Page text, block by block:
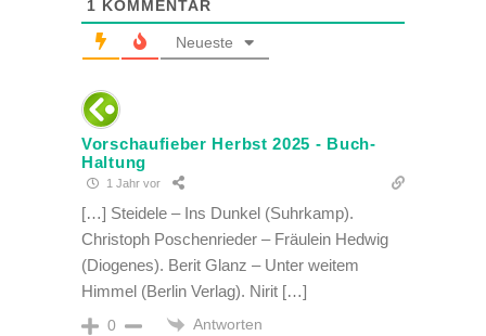
1 KOMMENTAR
Neueste
Vorschaufieber Herbst 2025 - Buch-
Haltung
1 Jahr vor
[…] Steidele – Ins Dunkel (Suhrkamp).
Christoph Poschenrieder – Fräulein Hedwig
(Diogenes). Berit Glanz – Unter weitem
Himmel (Berlin Verlag). Nirit […]
0 Antworten